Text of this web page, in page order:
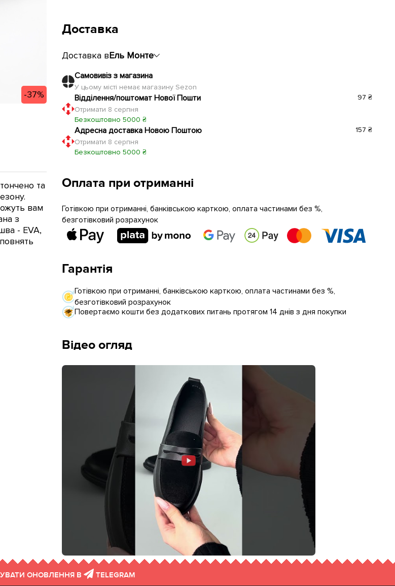
-37%
Доставка
Доставка вЕль Монте
Самовивіз з магазина
У цьому місті немає магазину Sezon
Відділення/поштомат Нової Пошти
Отримати 8 серпня
Безкоштовно 5000 ₴
97 ₴
Адресна доставка Новою Поштою
Отримати 8 серпня
Безкоштовно 5000 ₴
157 ₴
Оплата при отриманні
Готівкою при отриманні, банківською карткою, оплата частинами без %,
безготівковий розрахунок
Гарантія
Готівкою при отриманні, банківською карткою, оплата частинами без %,
безготівковий розрахунок
Повертаємо кошти без додаткових питань протягом 14 днів з дня покупки
Відео огляд
та
вам
з
- EVA,
ОНОВЛЕННЯ В TELEGRAM